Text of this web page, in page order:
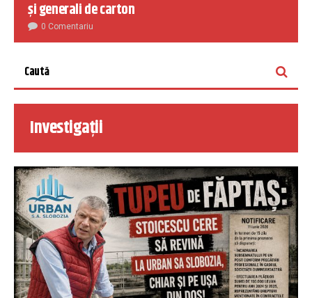
și generali de carton
0 Comentariu
Investigații